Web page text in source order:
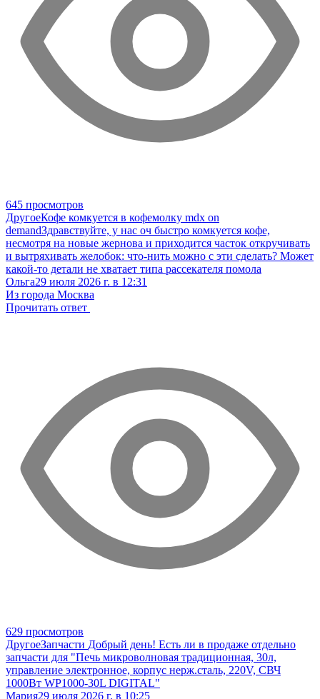
645 просмотров
ДругоеКофе комкуется в кофемолку mdx on
demandЗдравствуйте, у нас оч быстро комкуется кофе,
несмотря на новые жернова и приходится часток откручивать
и вытряхивать желобок: что-нить можно с эти сделать? Может
какой-то детали не хватает типа рассекателя помола
Ольга29 июля 2026 г. в 12:31
Из города Москва
Прочитать ответ
629 просмотров
ДругоеЗапчасти Добрый день! Есть ли в продаже отдельно
запчасти для "Печь микроволновая традиционная, 30л,
управление электронное, корпус нерж.сталь, 220V, СВЧ
1000Вт WP1000-30L DIGITAL"
Мария29 июля 2026 г. в 10:25